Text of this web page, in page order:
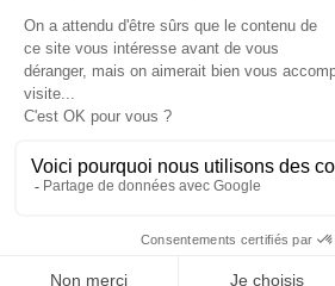
FAQ
© 2026 La Pause De Midi. Tous droits
Mentions légales